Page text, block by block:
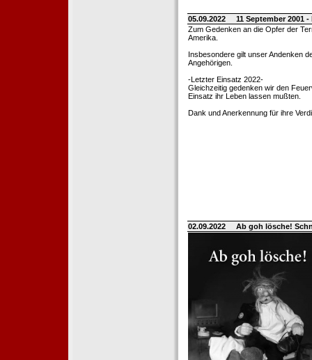
05.09.2022
11 September 2001
Zum Gedenken an die Opfer der
Amerika.
Insbesondere gilt unser Andenken
Angehörigen.
-Letzter Einsatz 2022-
Gleichzeitig gedenken wir den
Einsatz ihr Leben lassen mußten.
Dank und Anerkennung für ihre
02.09.2022 Ab goh lösche!